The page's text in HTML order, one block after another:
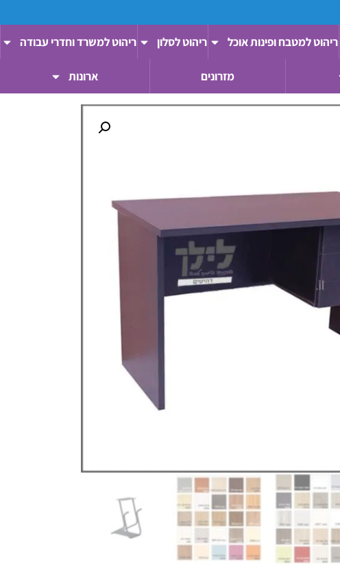
ריהוט למטבח ופינות אוכל ריהוט לסלון ריהוט למשרד וחדרי עבודה
מזרונים ארונות